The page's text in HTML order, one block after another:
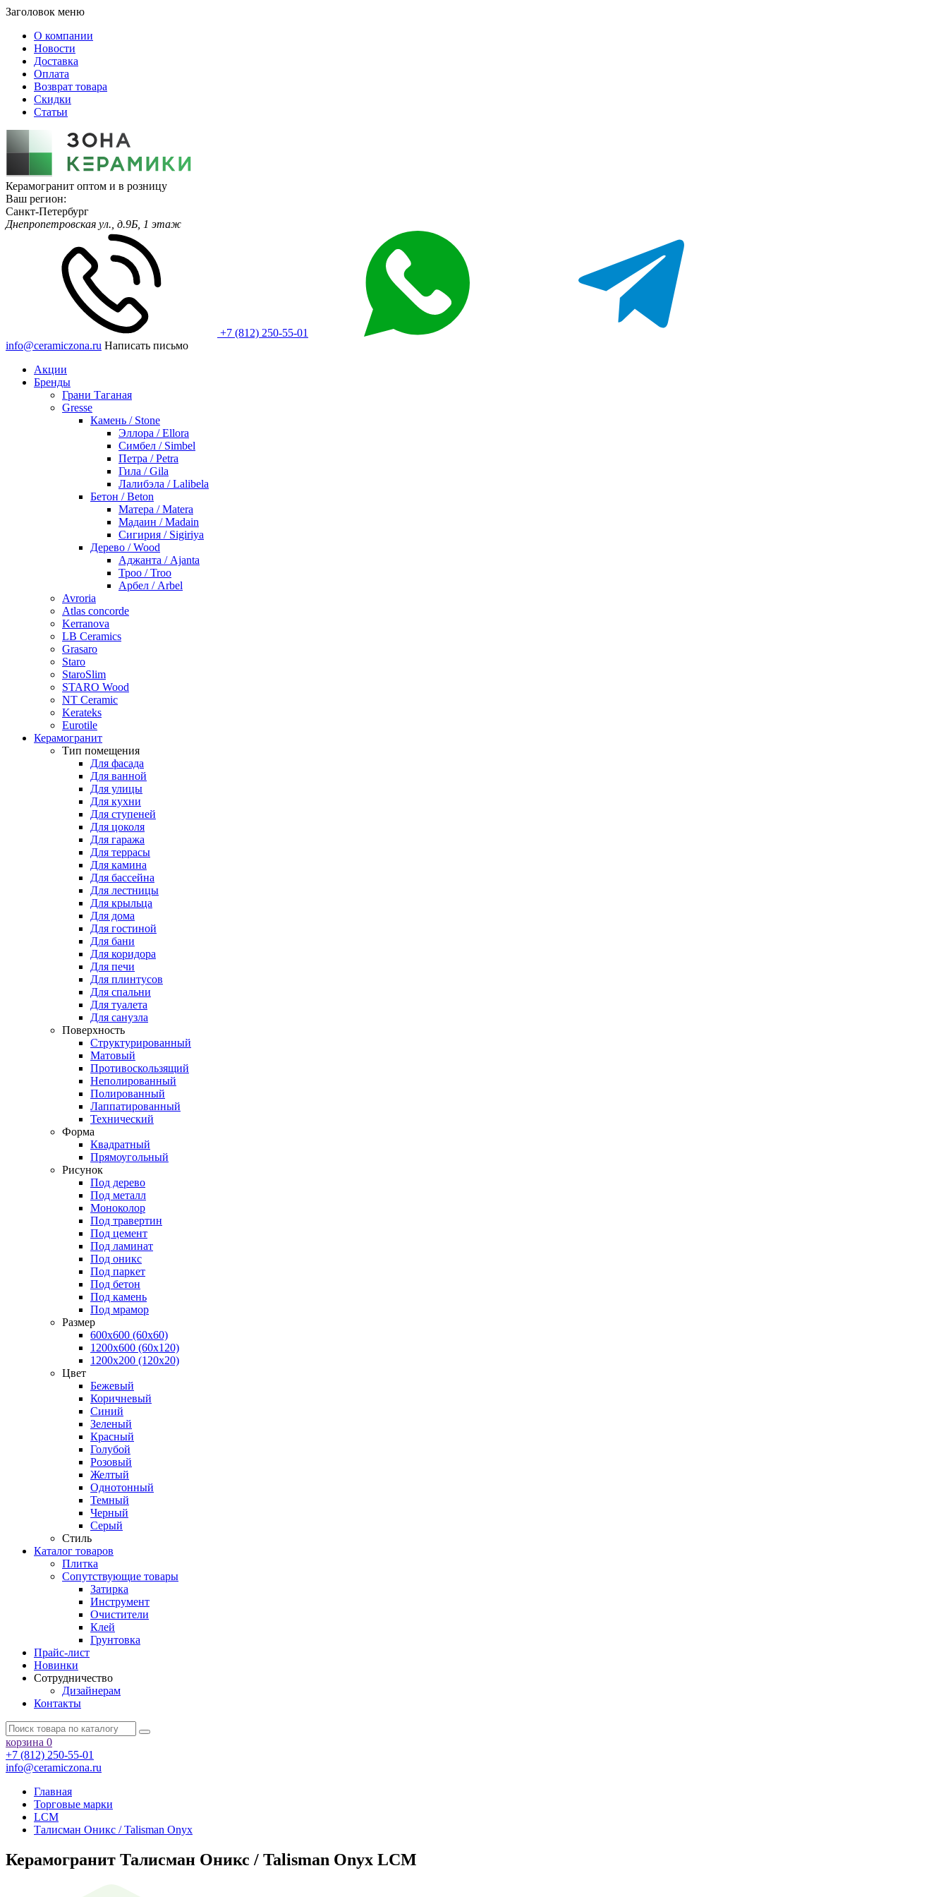
Заголовок меню
О компании
Новости
Доставка
Оплата
Возврат товара
Скидки
Статьи
Керамогранит оптом и в розницу
Ваш регион:
Санкт-Петербург
Днепропетровская ул., д.9Б, 1 этаж
+7 (812) 250-55-01
info@ceramiczona.ru Написать письмо
Акции
Бренды
Грани Таганая
Gresse
Камень / Stone
Эллора / Ellora
Симбел / Simbel
Петра / Petra
Гила / Gila
Лалибэла / Lalibela
Бетон / Beton
Матера / Matera
Мадаин / Madain
Сигирия / Sigiriya
Дерево / Wood
Аджанта / Ajanta
Троо / Troo
Арбел / Arbel
Avroria
Atlas concorde
Kerranova
LB Ceramics
Grasaro
Staro
StaroSlim
STARO Wood
NT Ceramic
Kerateks
Eurotile
Керамогранит
Тип помещения
Для фасада
Для ванной
Для улицы
Для кухни
Для ступеней
Для цоколя
Для гаража
Для террасы
Для камина
Для бассейна
Для лестницы
Для крыльца
Для дома
Для гостиной
Для бани
Для коридора
Для печи
Для плинтусов
Для спальни
Для туалета
Для санузла
Поверхность
Структурированный
Матовый
Противоскользящий
Неполированный
Полированный
Лаппатированный
Технический
Форма
Квадратный
Прямоугольный
Рисунок
Под дерево
Под металл
Моноколор
Под травертин
Под цемент
Под ламинат
Под оникс
Под паркет
Под бетон
Под камень
Под мрамор
Размер
600х600 (60х60)
1200х600 (60х120)
1200х200 (120x20)
Цвет
Бежевый
Коричневый
Синий
Зеленый
Красный
Голубой
Розовый
Желтый
Однотонный
Темный
Черный
Серый
Стиль
Каталог товаров
Плитка
Сопутствующие товары
Затирка
Инструмент
Очистители
Клей
Грунтовка
Прайс-лист
Новинки
Сотрудничество
Дизайнерам
Контакты
корзина 0
+7 (812) 250-55-01
info@ceramiczona.ru
Главная
Торговые марки
LCM
Талисман Оникс / Talisman Onyx
Керамогранит Талисман Оникс / Talisman Onyx LCM